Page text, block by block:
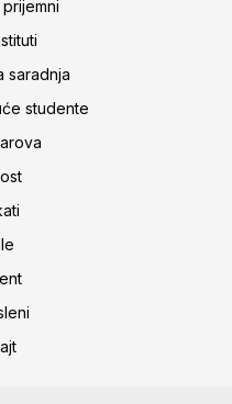
saradnja
studente